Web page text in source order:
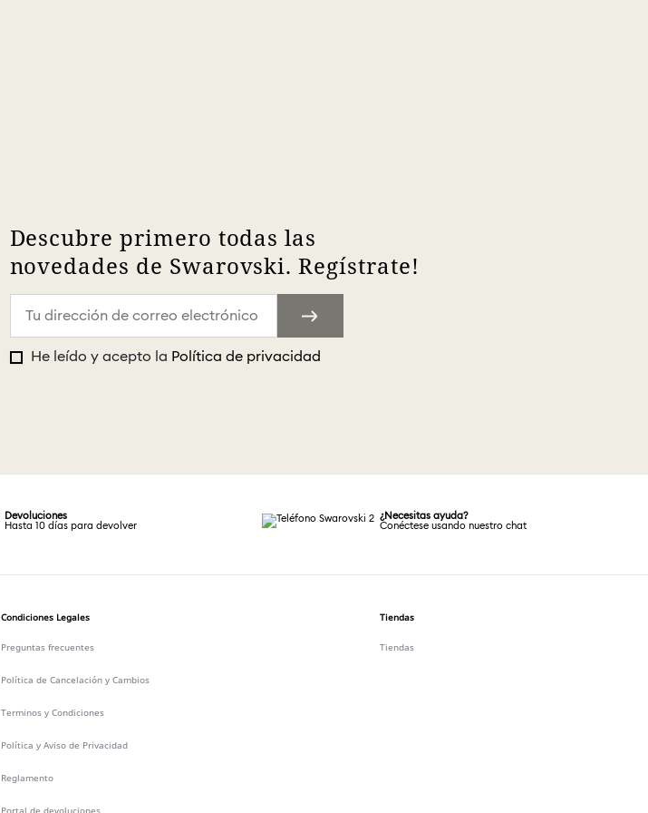
Descubre primero todas las
novedades de Swarovski. Regístrate!
He leído y acepto la Política de privacidad
Devoluciones
Hasta 10 días para devolver
¿Necesitas ayuda?
Conéctese usando nuestro chat
Condiciones Legales
Preguntas frecuentes
Política de Cancelación y Cambios
Terminos y Condiciones
Política y Aviso de Privacidad
Reglamento
Portal de devoluciones
Tiendas
Tiendas